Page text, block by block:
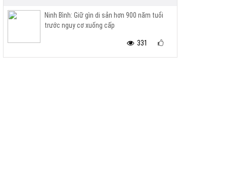
Ninh Bình: Giữ gìn di sản hơn 900 năm tuổi
trước nguy cơ xuống cấp
331